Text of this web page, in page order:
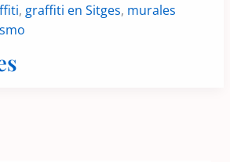
, graffiti en Sitges, murales